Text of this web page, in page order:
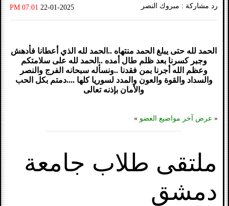
رد مشاركة : مبروك النصر 22-01-2025
07:01 PM
الحمد لله حتى يبلغ الحمد منتهاه ..الحمد لله الذي أعطانا فأدهش
وجبر كسرنا بعد ظلم طال أمده ..الحمد لله على سلامتكم
وعظم الله أجرنا بمن فقدنا ..ونسأله سبحانه الفرج والنصر
والسداد والقوة والعون والمدد لسوريا كلها ....دمتم بكل الحب
والأمان بإذنه تعالى
« عرض آخر مواضيع العضو »
ملتقى طلاب جامعة
دمشق